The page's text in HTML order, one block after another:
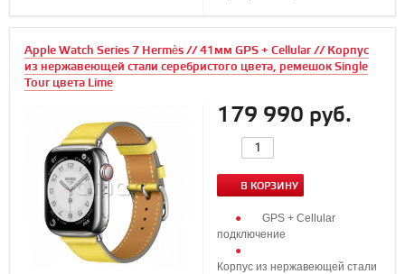
Apple Watch Series 7 Hermès // 41мм GPS + Cellular // Корпус
из нержавеющей стали серебристого цвета, ремешок Single
Tour цвета Lime
179 990 руб.
В КОРЗИНУ
GPS + Cellular
подключение
Корпус из нержавеющей стали